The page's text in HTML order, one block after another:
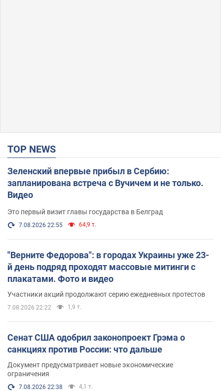
TOP NEWS
Зеленский впервые прибыл в Сербию:
запланирована встреча с Вучичем и не только.
Видео
Это первый визит главы государства в Белград
7.08.2026 22:55 64,9 т.
"Верните Федорова": в городах Украины уже 23-
й день подряд проходят массовые митинги с
плакатами. Фото и видео
Участники акций продолжают серию ежедневных протестов
7.08.2026 22:22 1,9 т.
Сенат США одобрил законопроект Грэма о
санкциях против России: что дальше
Документ предусматривает новые экономические
ограничения
7.08.2026 22:38 4,1 т.